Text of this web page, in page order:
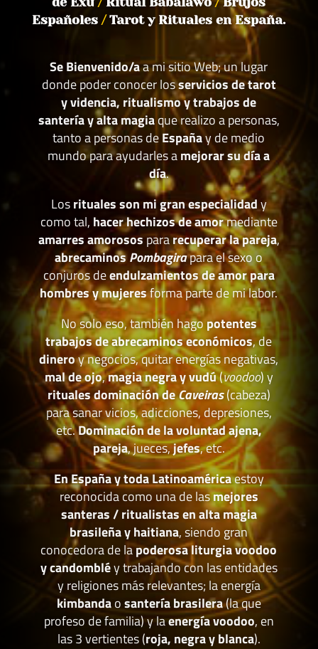
Españoles/Tarot y Rituales en España.
Se Bienvenido/aa mi sitio Web; un lugar
donde poder conocer losservicios de tarot
y videncia, ritualismo y trabajos de
santería y alta magiaque realizo a personas,
tanto a personas deEspañay de medio
mundo para ayudarles amejorar su día a
día.
Losrituales son mi gran especialidady
como tal, hacer hechizos de amormediante
amarres amorosospararecuperar la pareja,
abrecaminosPombagirapara el sexo o
conjuros deendulzamientos de amor para
hombres y mujeresforma parte de mi labor.
No solo eso, también hagopotentes
trabajos de abrecaminos económicos, de
dineroy negocios, quitar energías negativas,
mal de ojo,magia negra y vudú(voodoo) y
rituales dominación deCaveiras(cabeza)
para sanar vicios, adicciones, depresiones,
etc.Dominación de la voluntad ajena,
pareja, jueces,jefes, etc.
En España y toda Latinoaméricaestoy
reconocida como una de lasmejores
santeras / ritualistas en alta magia
brasileña y haitiana, siendo gran
conocedora de lapoderosa liturgia voodoo
y candombléy trabajando con las entidades
y religiones más relevantes; la energía
kimbandaosantería brasilera(la que
profeso de familia) y laenergía voodoo, en
las 3 vertientes (roja, negra y blanca).